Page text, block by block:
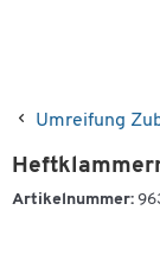
Umreifung
Artikelnummer: